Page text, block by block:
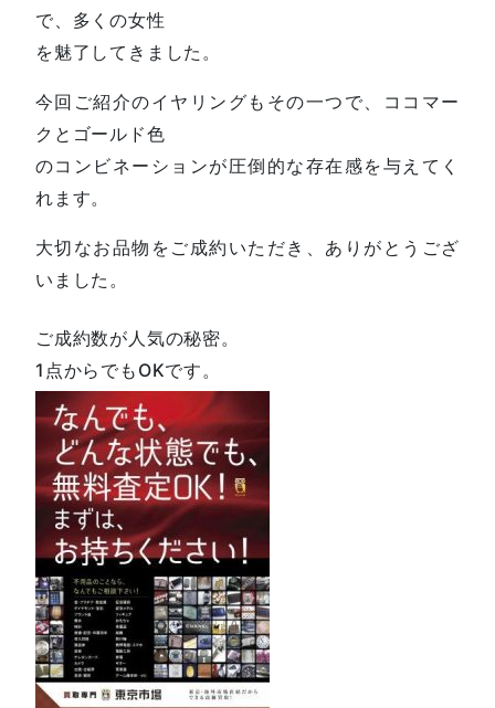
で、多くの女性
を魅了してきました。
今回ご紹介のイヤリングもその一つで、ココマー
クとゴールド色
のコンビネーションが圧倒的な存在感を与えてく
れます。
大切なお品物をご成約いただき、ありがとうござ
いました。
ご成約数が人気の秘密。
1点からでもOKです。